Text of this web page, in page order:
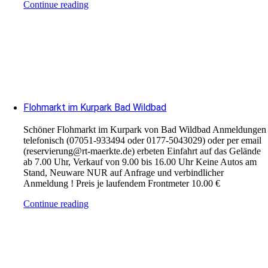
Continue reading
Flohmarkt im Kurpark Bad Wildbad
Schöner Flohmarkt im Kurpark von Bad Wildbad Anmeldungen
telefonisch (07051-933494 oder 0177-5043029) oder per email
(reservierung@rt-maerkte.de) erbeten Einfahrt auf das Gelände
ab 7.00 Uhr, Verkauf von 9.00 bis 16.00 Uhr Keine Autos am
Stand, Neuware NUR auf Anfrage und verbindlicher
Anmeldung ! Preis je laufendem Frontmeter 10.00 €
Continue reading